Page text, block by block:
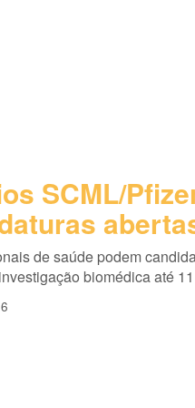
SCML/
de saúde podem
biomédica até